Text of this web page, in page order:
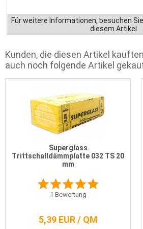
Für weitere Informationen, besuchen
diesem Artikel.
Kunden, die diesen Artikel
auch noch folgende Artikel
Superglass
Trittschalldämmplatte 032 TS 20
mm
1 Bewertung
5,39 EUR / QM